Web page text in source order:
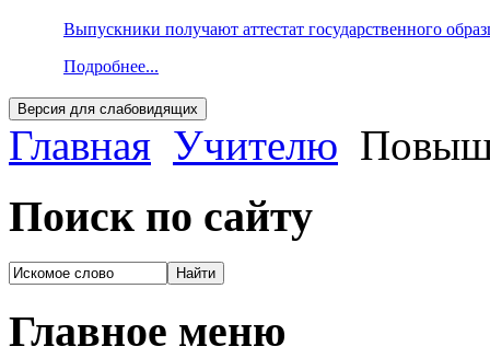
Выпускники получают аттестат государственного
Подробнее...
Главная Учителю
Поиск по сайту
Главное меню